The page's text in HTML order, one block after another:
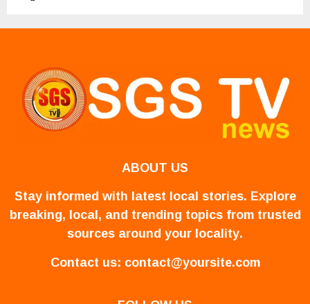
ABOUT US
Stay informed with latest local stories. Explore
breaking, local, and trending topics from trusted
sources around your locality.
Contact us: contact@yoursite.com